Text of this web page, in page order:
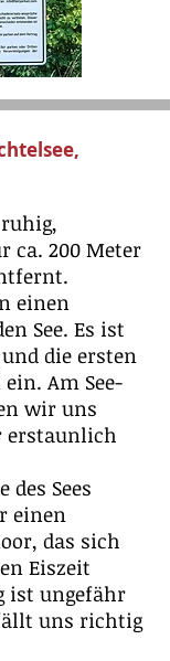
ca. 200 Meter
einen
See. Es ist
die ersten
Am See-
wir uns
erstaunlich
Sees
einen
das sich
Eiszeit
ist ungefähr
uns richtig